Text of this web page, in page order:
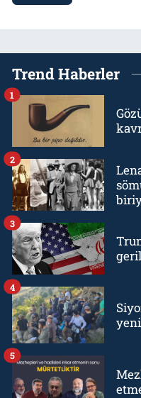
Trend Haberler
1
2
3
4
5